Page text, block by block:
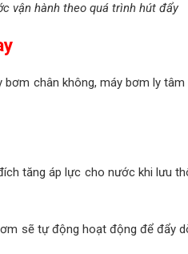
vận hành theo quá trình hút đẩy
chân không, máy bơm ly
tăng áp lực cho nước khi lưu
sẽ tự động hoạt động để đẩy